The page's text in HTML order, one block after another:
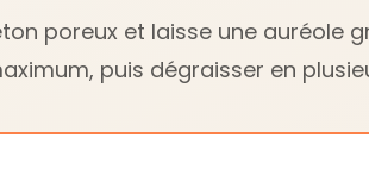
poreux et laisse une auréole
puis dégraisser en